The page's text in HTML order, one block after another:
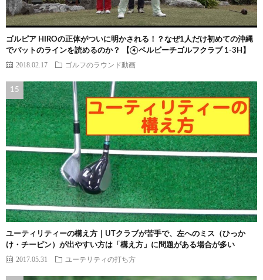
ゴルピア HIROの正体がついに明かされる！？なぜ1人だけ初めての沖縄
でパットのラインを読めるのか？ 【④ベルビーチゴルフクラブ 1-3H】
2018.02.17 ゴルフのラウンド動画
ユーティリティーの構え方｜UTクラブが苦手で、左へのミス（ひっか
け・チーピン）が出やすい方は「構え方」に問題がある場合が多い
2017.05.31 ユーテリティの打ち方